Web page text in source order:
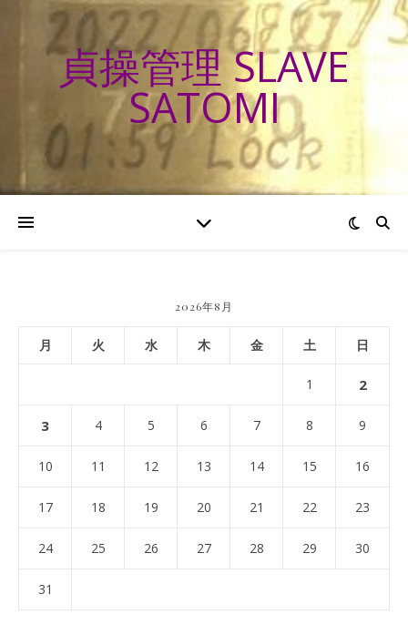
貞操管理 SLAVE
SATOMI
2026年8月
月 火 水 木 金 土 日
1 2
3 4 5 6 7 8 9
10 11 12 13 14 15 16
17 18 19 20 21 22 23
24 25 26 27 28 29 30
31